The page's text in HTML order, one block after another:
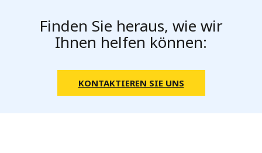
Finden Sie heraus, wie wir
Ihnen helfen können:
KONTAKTIEREN SIE UNS